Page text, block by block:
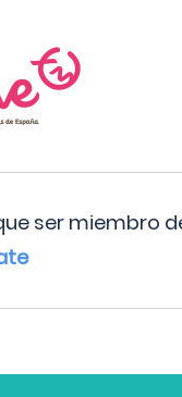
ser miembro de